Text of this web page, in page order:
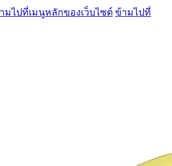
มไปที่เมนูหลักของเว็บไซต์ ข้ามไปที่